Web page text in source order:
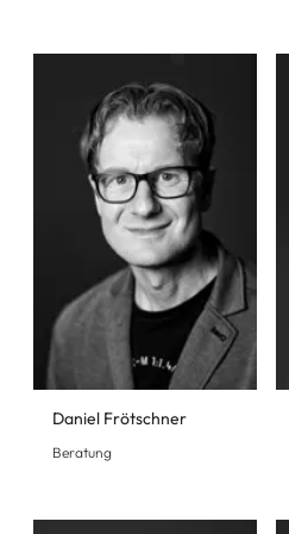
Daniel Frötschner
Beratung